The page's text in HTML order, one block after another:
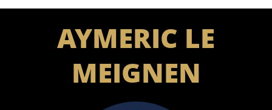
AYMERIC LE
MEIGNEN